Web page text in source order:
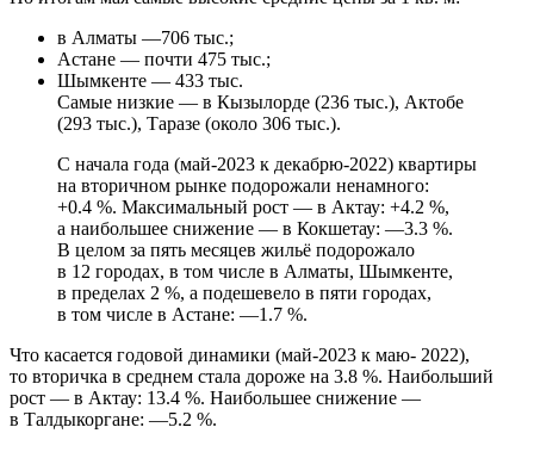
в Алматы —706 тыс.;
Астане — почти 475 тыс.;
Шымкенте — 433 тыс.
Самые низкие — в Кызылорде (236 тыс.), Актобе
(293 тыс.), Таразе (около 306 тыс.).
С начала года (май-2023 к декабрю-2022) квартиры
на вторичном рынке подорожали ненамного:
+0.4 %. Максимальный рост — в Актау: +4.2 %,
а наибольшее снижение — в Кокшетау: —3.3 %.
В целом за пять месяцев жильё подорожало
в 12 городах, в том числе в Алматы, Шымкенте,
в пределах 2 %, а подешевело в пяти городах,
в том числе в Астане: —1.7 %.
Что касается годовой динамики (май-2023 к маю- 2022),
то вторичка в среднем стала дороже на 3.8 %. Наибольший
рост — в Актау: 13.4 %. Наибольшее снижение —
в Талдыкоргане: —5.2 %.